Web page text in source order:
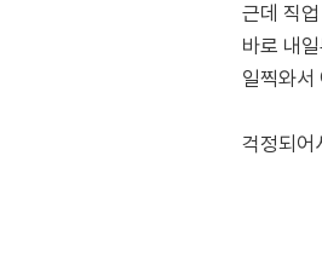
근데 직
바로 내
일찍와서
걱정되어